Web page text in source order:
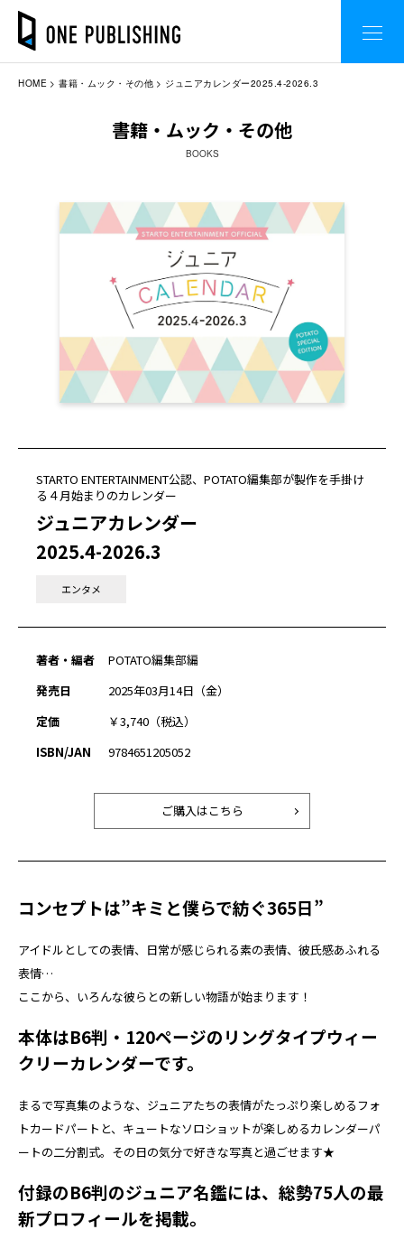
HOME 書籍・ムック・その他 ジュニアカレンダー2025.4-2026.3
書籍・ムック・その他
BOOKS
STARTO ENTERTAINMENT公認、POTATO編集部が製作を手掛け
る４月始まりのカレンダー
ジュニアカレンダー
2025.4-2026.3
エンタメ
著者・編者
POTATO編集部編
発売日
2025年03月14日（金）
定価
￥3,740（税込）
ISBN/JAN
9784651205052
ご購入はこちら
コンセプトは”キミと僕らで紡ぐ365日”
アイドルとしての表情、日常が感じられる素の表情、彼氏感あふれる
表情…
ここから、いろんな彼らとの新しい物語が始まります！
本体はB6判・120ページのリングタイプウィー
クリーカレンダーです。
まるで写真集のような、ジュニアたちの表情がたっぷり楽しめるフォ
トカードパートと、キュートなソロショットが楽しめるカレンダーパ
ートの二分割式。その日の気分で好きな写真と過ごせます★
付録のB6判のジュニア名鑑には、総勢75人の最
新プロフィールを掲載。